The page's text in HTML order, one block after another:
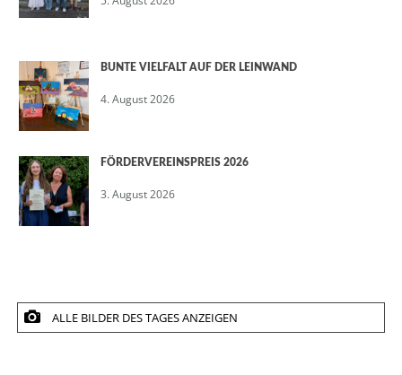
BUNTE VIELFALT AUF DER LEINWAND
4. August 2026
FÖRDERVEREINSPREIS 2026
3. August 2026
ALLE BILDER DES TAGES ANZEIGEN